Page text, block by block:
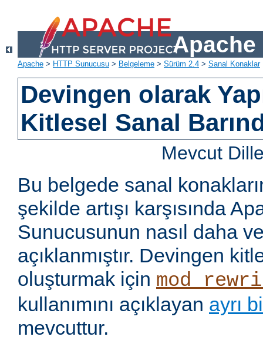
Apache
Apache > HTTP Sunucusu > Belgeleme > Sürüm 2.4 > Sanal Konaklar
Devingen olarak
Kitlesel Sanal
Mevcut
Bu belgede sanal
şekilde artışı karşısında
Sunucusunun nasıl daha
açıklanmıştır. Devingen
oluşturmak için
kullanımını açıklayan ayrı
mevcuttur.